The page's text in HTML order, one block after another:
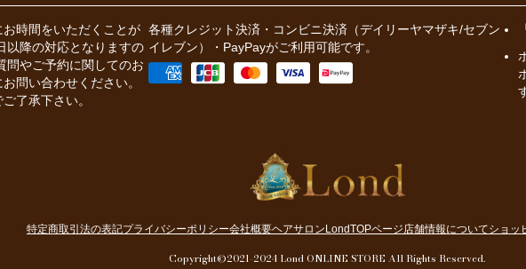
時間をいただくことが
以降の対応となりますの
問やご予約に関してのお
問い合わせください。
了承下さい。
各種クレジット決済・コンビニ決済（デイリーヤマザキ/セブン
イレブン）・PayPayがご利用可能です。
特定商取引法の表記プライバシーポリシー会社概要ヘアサロンLondTOPページ 店舗情報についてショッ
Copyright©2021-2024 Lond ONLINE STORE All Rights Reserved.